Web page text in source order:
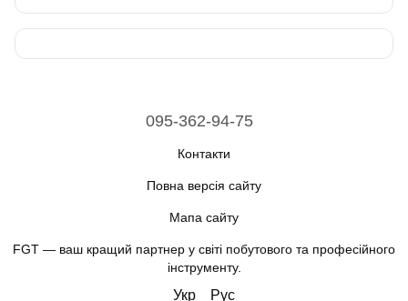
095-362-94-75
Контакти
Повна версія сайту
Мапа сайту
FGT — ваш кращий партнер у світі побутового та професійного
інструменту.
Укр Рус